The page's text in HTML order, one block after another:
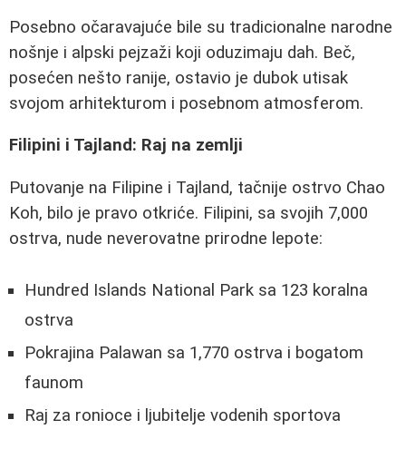
Posebno očaravajuće bile su tradicionalne narodne
nošnje i alpski pejzaži koji oduzimaju dah. Beč,
posećen nešto ranije, ostavio je dubok utisak
svojom arhitekturom i posebnom atmosferom.
Filipini i Tajland: Raj na zemlji
Putovanje na Filipine i Tajland, tačnije ostrvo Chao
Koh, bilo je pravo otkriće. Filipini, sa svojih 7,000
ostrva, nude neverovatne prirodne lepote:
Hundred Islands National Park sa 123 koralna
ostrva
Pokrajina Palawan sa 1,770 ostrva i bogatom
faunom
Raj za ronioce i ljubitelje vodenih sportova